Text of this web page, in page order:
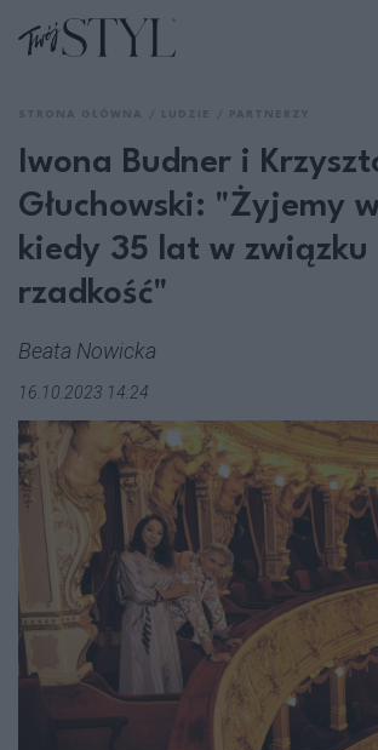
Iwona Budner i
Głuchowski: "Żyjemy
kiedy 35 lat w związku
rzadkość"
Beata Nowicka
16.10.2023 14:24